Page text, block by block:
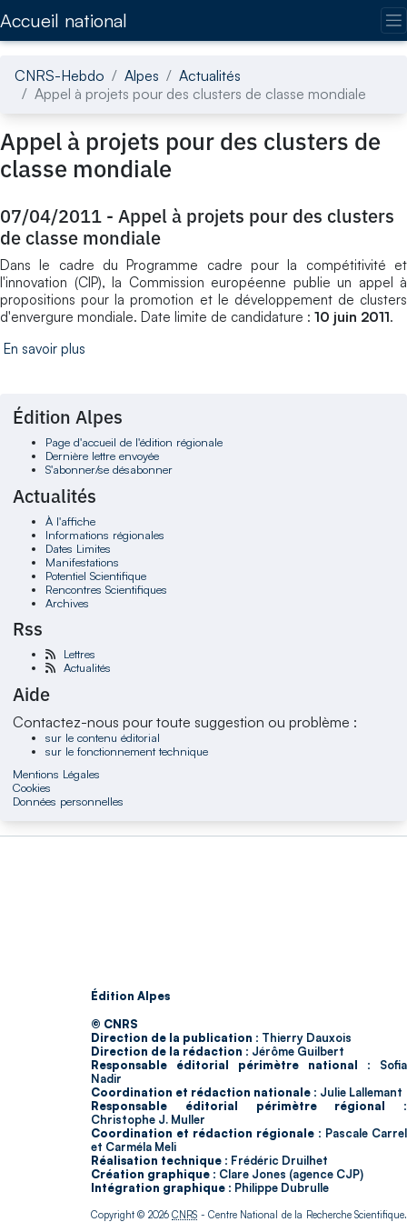
Accueil national
CNRS-Hebdo Alpes
Actualités
Appel à projets pour des clusters de classe mondiale
Appel à projets pour des clusters de
classe mondiale
07/04/2011 - Appel à projets pour des clusters
de classe mondiale
Dans le cadre du Programme cadre pour la compétitivité et
l'innovation (CIP), la Commission européenne publie un appel à
propositions pour la promotion et le développement de clusters
d'envergure mondiale. Date limite de candidature : 10 juin 2011.
En savoir plus
Édition Alpes
Page d'accueil de l'édition régionale
Dernière lettre envoyée
S'abonner/se désabonner
Actualités
À l'affiche
Informations régionales
Dates Limites
Manifestations
Potentiel Scientifique
Rencontres Scientifiques
Archives
Rss
Lettres
Actualités
Aide
Contactez-nous pour toute suggestion ou problème :
sur le contenu éditorial
sur le fonctionnement technique
Mentions Légales
Cookies
Données personnelles
Édition Alpes
© CNRS
Direction de la publication : Thierry Dauxois
Direction de la rédaction : Jérôme Guilbert
Responsable éditorial périmètre national : Sofia
Nadir
Coordination et rédaction nationale : Julie Lallemant
Responsable éditorial périmètre régional :
Christophe J. Muller
Coordination et rédaction régionale : Pascale Carrel
et Carméla Meli
Réalisation technique : Frédéric Druilhet
Création graphique : Clare Jones (agence CJP)
Intégration graphique : Philippe Dubrulle
Copyright © 2026CNRS - Centre National de la Recherche Scientifique.